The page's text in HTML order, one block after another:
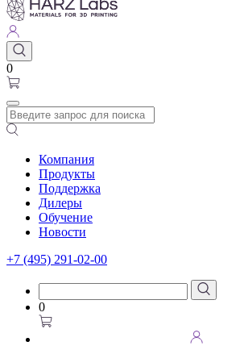
0
Компания
Продукты
Поддержка
Дилеры
Обучение
Новости
+7 (495) 291-02-00
0